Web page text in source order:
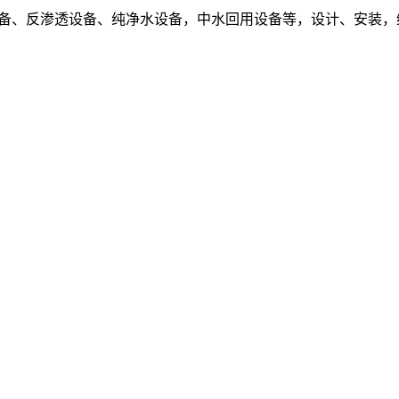
反渗透设备、纯净水设备，中水回用设备等，设计、安装，